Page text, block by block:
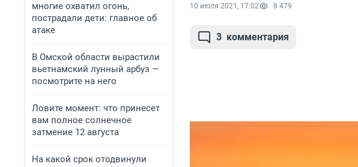
многие охватил огонь,
пострадали дети: главное об
атаке
В Омской области вырастили
вьетнамский лунный арбуз —
посмотрите на него
Ловите момент: что принесет
вам полное солнечное
затмение 12 августа
На какой срок отодвинули
10 июля 2021, 17:02 8 479
3 комментария